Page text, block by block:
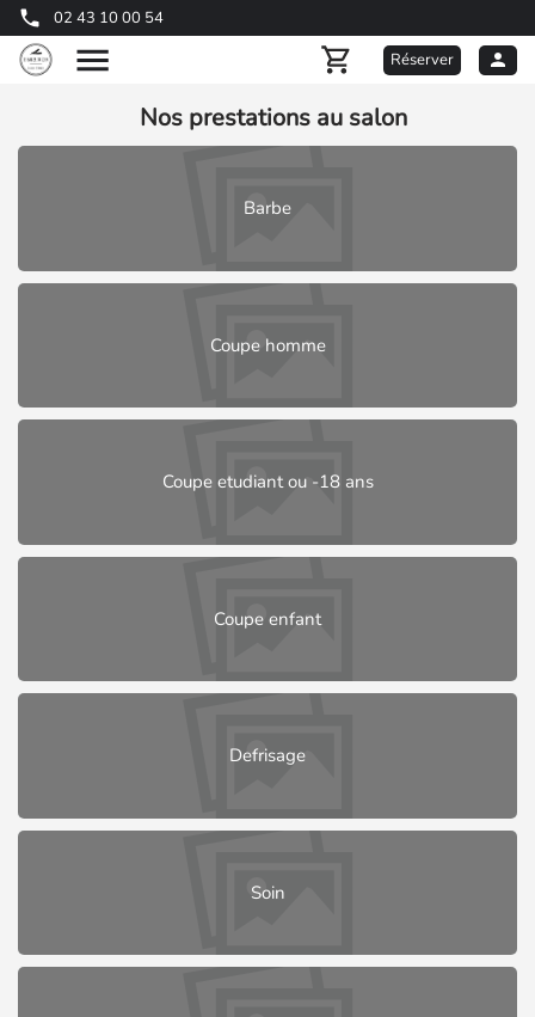
02 43 10 00 54
Réserver
Nos prestations au salon
Barbe
Coupe homme
Coupe etudiant ou -18 ans
Coupe enfant
Defrisage
Soin